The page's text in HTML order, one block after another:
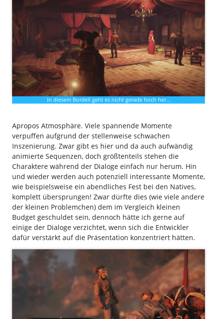
In diesem Bordell geht es nicht gerade hoch her…
Apropos Atmosphäre. Viele spannende Momente
verpuffen aufgrund der stellenweise schwachen
Inszenierung. Zwar gibt es hier und da auch aufwändig
animierte Sequenzen, doch größtenteils stehen die
Charaktere während der Dialoge einfach nur herum. Hin
und wieder werden auch potenziell interessante Momente,
wie beispielsweise ein abendliches Fest bei den Natives,
komplett übersprungen! Zwar dürfte dies (wie viele andere
der kleinen Problemchen) dem im Vergleich kleinen
Budget geschuldet sein, dennoch hätte ich gerne auf
einige der Dialoge verzichtet, wenn sich die Entwickler
dafür verstärkt auf die Präsentation konzentriert hätten.